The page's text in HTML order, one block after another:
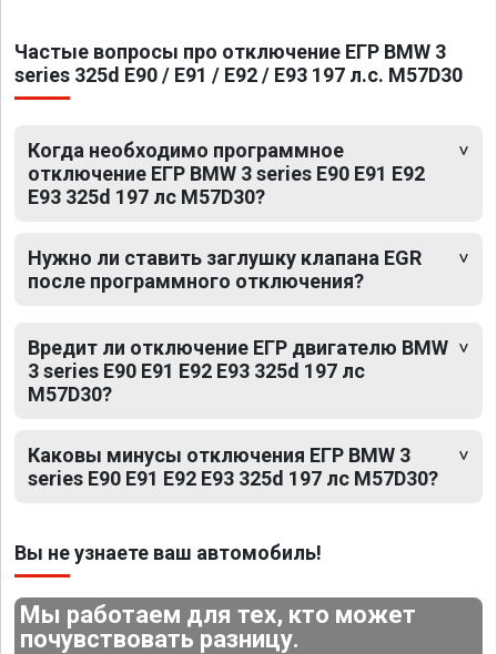
Частые вопросы про отключение ЕГР BMW 3
series 325d E90 / E91 / E92 / E93 197 л.с. M57D30
Когда необходимо программное
отключение ЕГР BMW 3 series E90 E91 E92
E93 325d 197 лс M57D30?
Нужно ли ставить заглушку клапана EGR
после программного отключения?
Вредит ли отключение ЕГР двигателю BMW
3 series E90 E91 E92 E93 325d 197 лс
M57D30?
Каковы минусы отключения ЕГР BMW 3
series E90 E91 E92 E93 325d 197 лс M57D30?
Вы не узнаете ваш автомобиль!
Мы работаем для тех, кто может
почувствовать разницу.